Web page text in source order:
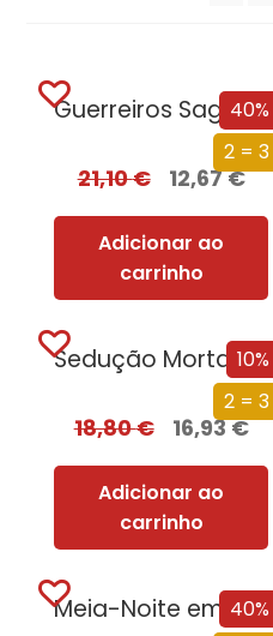
40%
2 = 3
Guerreiros Sagrados
21,10€ 12,67€
Adicionar ao
carrinho
10%
2 = 3
Sedução Mortal (Nova Edição)
18,80€ 16,93€
Adicionar ao
carrinho
40%
Meia-Noite em Chernobyl